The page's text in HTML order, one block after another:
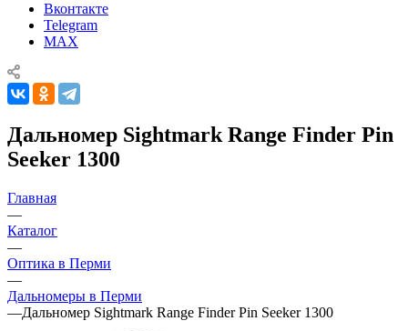
Вконтакте
Telegram
MAX
Дальномер Sightmark Range Finder Pin
Seeker 1300
Главная
—
Каталог
—
Оптика в Перми
—
Дальномеры в Перми
—Дальномер Sightmark Range Finder Pin Seeker 1300